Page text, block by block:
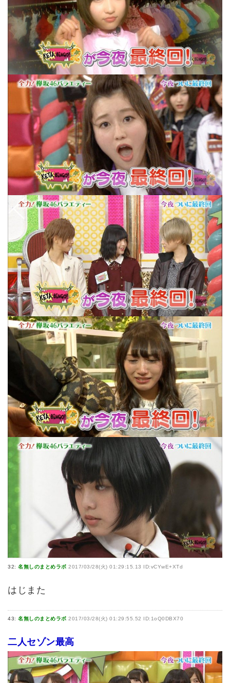
32: 名無しのまとめラボ 2017/03/28(火) 01:29:15.13 ID:vCYwE+XTd
はじまた
43: 名無しのまとめラボ 2017/03/28(火) 01:29:55.52 ID:1oQ0DBX70
二人セゾン最高